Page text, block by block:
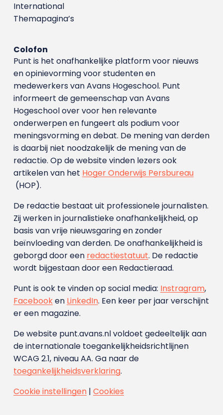
International
Themapagina’s
Colofon
Punt is het onafhankelijke platform voor nieuws
en opinievorming voor studenten en
medewerkers van Avans Hoge­school. Punt
informeert de gemeenschap van Avans
Hogeschool over voor hen relevante
onderwerpen en fungeert als podium voor
meningsvorming en debat. De mening van derden
is daarbij niet noodzakelijk de mening van de
redactie. Op de website vinden lezers ook
artikelen van het Hoger Onderwijs Persbureau
(HOP).
De redactie bestaat uit professionele journalisten.
Zij werken in journalistieke onafhankelijkheid, op
basis van vrije nieuwsgaring en zonder
beïnvloeding van derden. De onafhankelijkheid is
geborgd door een redactiestatuut. De redactie
wordt bijgestaan door een Redactieraad.
Punt is ook te vinden op social media: Instragram,
Facebooken LinkedIn. Een keer per jaar verschijnt
er een magazine.
De website punt.avans.nl voldoet gedeeltelijk aan
de internationale toegankelijkheidsrichtlijnen
WCAG 2.1, niveau AA. Ga naar de
toegankelijkheidsverklaring.
Cookie instellingen| Cookies